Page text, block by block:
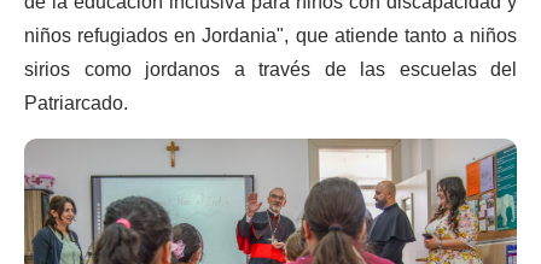
niños refugiados en Jordania", que atiende tanto a niños
sirios como jordanos a través de las escuelas del
Patriarcado.